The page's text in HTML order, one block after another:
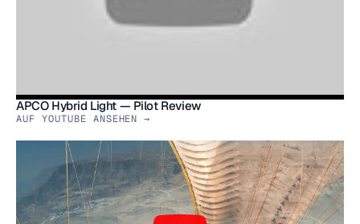
APCO Hybrid Light — Pilot Review
AUF YOUTUBE ANSEHEN →